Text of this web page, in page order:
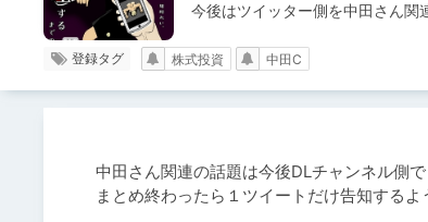
今後はツイッター側を中田さん関
登録タグ 株式投資 中田C
中田さん関連の話題は今後DLチャンネル側
まとめ終わったら１ツイートだけ告知するよ